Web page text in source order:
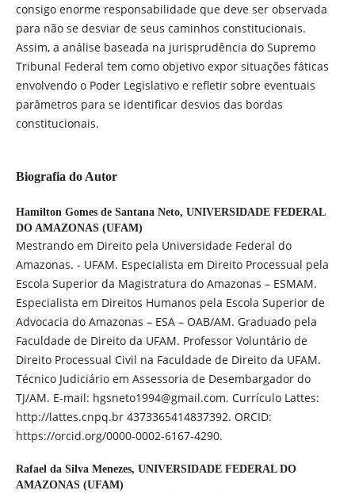
consigo enorme responsabilidade que deve ser observada
para não se desviar de seus caminhos constitucionais.
Assim, a análise baseada na jurisprudência do Supremo
Tribunal Federal tem como objetivo expor situações fáticas
envolvendo o Poder Legislativo e refletir sobre eventuais
parâmetros para se identificar desvios das bordas
constitucionais.
Biografia do Autor
Hamilton Gomes de Santana Neto, UNIVERSIDADE FEDERAL
DO AMAZONAS (UFAM)
Mestrando em Direito pela Universidade Federal do
Amazonas. - UFAM. Especialista em Direito Processual pela
Escola Superior da Magistratura do Amazonas – ESMAM.
Especialista em Direitos Humanos pela Escola Superior de
Advocacia do Amazonas – ESA – OAB/AM. Graduado pela
Faculdade de Direito da UFAM. Professor Voluntário de
Direito Processual Civil na Faculdade de Direito da UFAM.
Técnico Judiciário em Assessoria de Desembargador do
TJ/AM. E-mail: hgsneto1994@gmail.com. Currículo Lattes:
http://lattes.cnpq.br 4373365414837392. ORCID:
https://orcid.org/0000-0002-6167-4290.
Rafael da Silva Menezes, UNIVERSIDADE FEDERAL DO
AMAZONAS (UFAM)